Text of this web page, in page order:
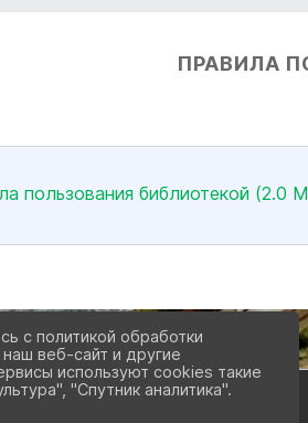
ПРАВИЛА
пользования библиотекой (2.0
с политикой обработки
веб-сайт и другие
используют cookies такие
"Спутник аналитика".